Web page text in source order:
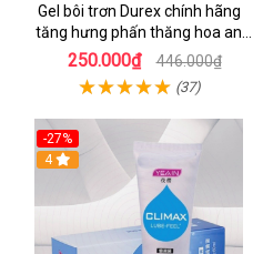
Gel bôi trơn Durex chính hãng
tăng hưng phấn thăng hoa an
toàn
250.000₫ 446.000₫
(37)
-27%
Hot
4